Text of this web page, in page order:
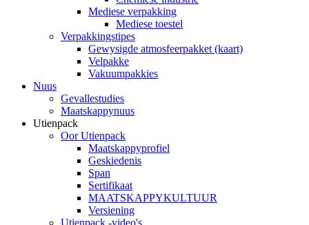
Mediese verpakking
Mediese toestel
Verpakkingstipes
Gewysigde atmosfeerpakket (kaart)
Velpakke
Vakuumpakkies
Nuus
Gevallestudies
Maatskappynuus
Utienpack
Oor Utienpack
Maatskappyprofiel
Geskiedenis
Span
Sertifikaat
MAATSKAPPYKULTUUR
Versiening
Utienpack -video's